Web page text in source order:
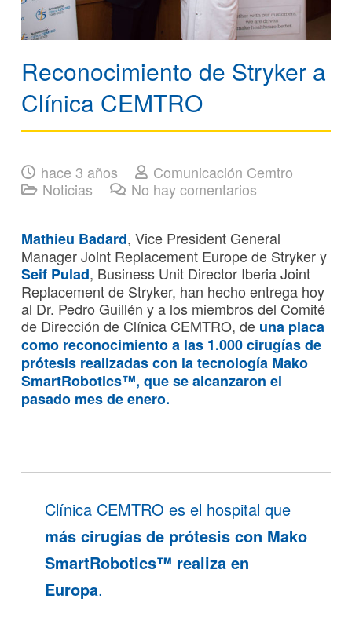
Reconocimiento de Stryker a
Clínica CEMTRO
hace 3 años
Comunicación Cemtro
Noticias
No hay comentarios
Mathieu Badard, Vice President General
Manager Joint Replacement Europe de Stryker y
Seif Pulad, Business Unit Director Iberia Joint
Replacement de Stryker, han hecho entrega hoy
al Dr. Pedro Guillén y a los miembros del Comité
de Dirección de Clínica CEMTRO, de una placa
como reconocimiento a las 1.000 cirugías de
prótesis realizadas con la tecnología Mako
SmartRobotics™, que se alcanzaron el
pasado mes de enero.
Clínica CEMTRO es el hospital que
más cirugías de prótesis con Mako
SmartRobotics™ realiza en
Europa.